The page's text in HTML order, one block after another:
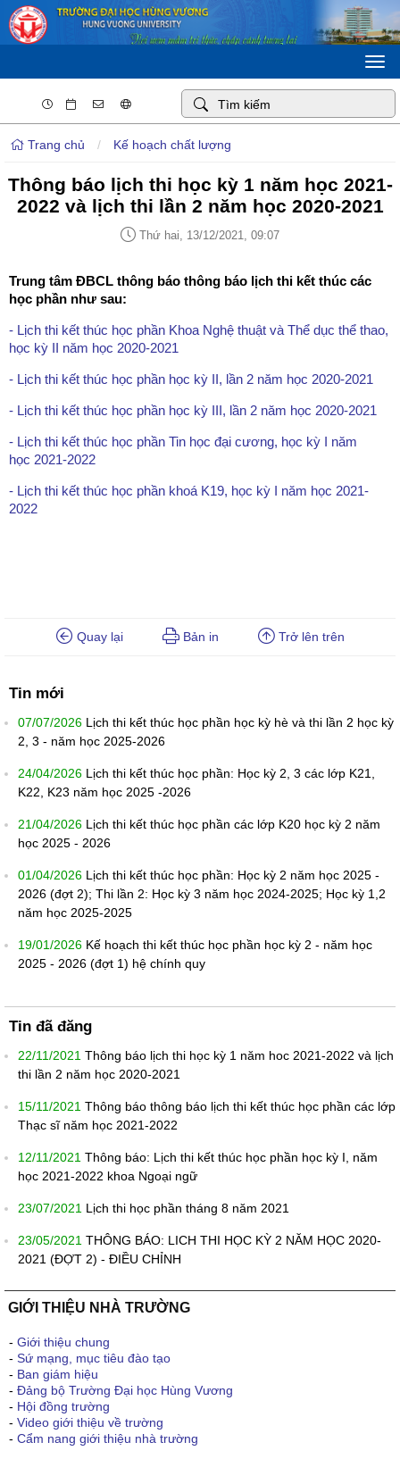
Trang chủ / Kế hoạch chất lượng
Thông báo lịch thi học kỳ 1 năm học 2021-
2022 và lịch thi lần 2 năm học 2020-2021
Thứ hai, 13/12/2021, 09:07
Trung tâm ĐBCL thông báo thông báo lịch thi kết thúc các
học phần như sau:
- Lịch thi kết thúc học phần Khoa Nghệ thuật và Thể dục thể thao,
học kỳ II năm học 2020-2021
- Lịch thi kết thúc học phần học kỳ II, lần 2 năm học 2020-2021
- Lịch thi kết thúc học phần học kỳ III, lần 2 năm học 2020-2021
- Lịch thi kết thúc học phần Tin học đại cương, học kỳ I năm
học 2021-2022
- Lịch thi kết thúc học phần khoá K19, học kỳ I năm học 2021-
2022
Quay lại Bản in Trở lên trên
Tin mới
07/07/2026 Lịch thi kết thúc học phần học kỳ hè và thi lần 2 học kỳ
2, 3 - năm học 2025-2026
24/04/2026 Lịch thi kết thúc học phần: Học kỳ 2, 3 các lớp K21,
K22, K23 năm học 2025 -2026
21/04/2026 Lịch thi kết thúc học phần các lớp K20 học kỳ 2 năm
học 2025 - 2026
01/04/2026 Lịch thi kết thúc học phần: Học kỳ 2 năm học 2025 -
2026 (đợt 2); Thi lần 2: Học kỳ 3 năm học 2024-2025; Học kỳ 1,2
năm học 2025-2025
19/01/2026 Kế hoạch thi kết thúc học phần học kỳ 2 - năm học
2025 - 2026 (đợt 1) hệ chính quy
Tin đã đăng
22/11/2021 Thông báo lịch thi học kỳ 1 năm hoc 2021-2022 và lịch
thi lần 2 năm học 2020-2021
15/11/2021 Thông báo thông báo lịch thi kết thúc học phần các lớp
Thạc sĩ năm học 2021-2022
12/11/2021 Thông báo: Lịch thi kết thúc học phần học kỳ I, năm
học 2021-2022 khoa Ngoại ngữ
23/07/2021 Lịch thi học phần tháng 8 năm 2021
23/05/2021 THÔNG BÁO: LICH THI HỌC KỲ 2 NĂM HỌC 2020-
2021 (ĐỢT 2) - ĐIỀU CHỈNH
GIỚI THIỆU NHÀ TRƯỜNG
- Giới thiệu chung
- Sứ mạng, mục tiêu đào tạo
- Ban giám hiệu
- Đảng bộ Trường Đại học Hùng Vương
- Hội đồng trường
- Video giới thiệu về trường
- Cẩm nang giới thiệu nhà trường